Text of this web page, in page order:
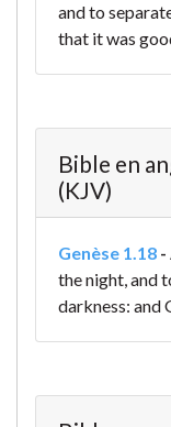
and to
that it was
Bible en
(KJV)
Genèse 1.18 -
the night, and
darkness: and